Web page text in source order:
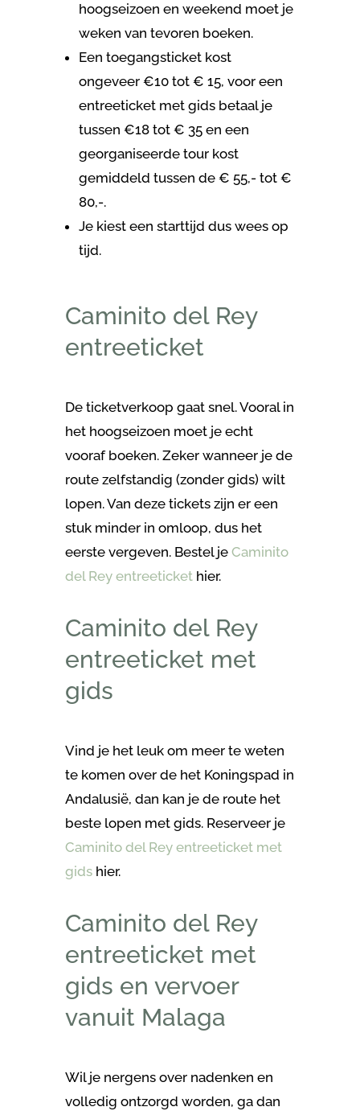
hoogseizoen en weekend moet je
weken van tevoren boeken.
Een toegangsticket kost
ongeveer €10 tot € 15, voor een
entreeticket met gids betaal je
tussen €18 tot € 35 en een
georganiseerde tour kost
gemiddeld tussen de € 55,- tot €
80,-.
Je kiest een starttijd dus wees op
tijd.
Caminito del Rey
entreeticket
De ticketverkoop gaat snel. Vooral in
het hoogseizoen moet je echt
vooraf boeken. Zeker wanneer je de
route zelfstandig (zonder gids) wilt
lopen. Van deze tickets zijn er een
stuk minder in omloop, dus het
eerste vergeven. Bestel je Caminito
del Rey entreetickethier.
Caminito del Rey
entreeticket met
gids
Vind je het leuk om meer te weten
te komen over de het Koningspad in
Andalusië, dan kan je de route het
beste lopen met gids. Reserveer je
Caminito del Rey entreeticket met
gidshier.
Caminito del Rey
entreeticket met
gids en vervoer
vanuit Malaga
Wil je nergens over nadenken en
volledig ontzorgd worden, ga dan